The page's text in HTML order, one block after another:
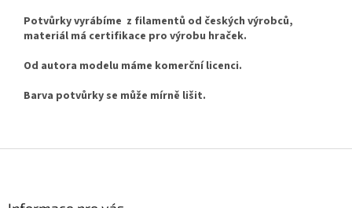
Potvůrky vyrábíme z filamentů od českých výrobců,
materiál má certifikace pro výrobu hraček.
Od autora modelu máme komerční licenci.
Barva potvůrky se může mírně lišit.